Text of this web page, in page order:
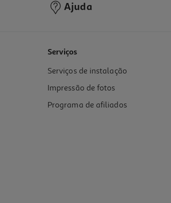
Ajuda
Serviços
Serviços de instalação
Impressão de fotos
Programa de afiliados